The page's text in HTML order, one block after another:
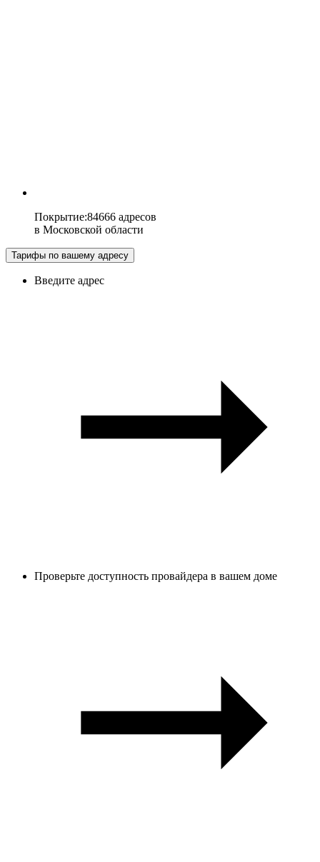
Покрытие:84666 адресов
в Московской области
Тарифы по вашему адресу
Введите адрес
Проверьте доступность провайдера в вашем доме